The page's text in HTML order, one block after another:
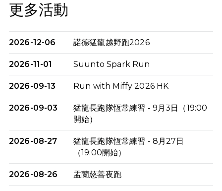
更多活動
2026-12-06 諾德猛龍越野跑2026
2026-11-01 Suunto Spark Run
2026-09-13 Run with Miffy 2026 HK
2026-09-03
猛龍長跑隊恆常練習 - 9月3日（19:00
開始）
2026-08-27
猛龍長跑隊恆常練習 - 8月27日
（19:00開始）
2026-08-26 盂蘭慈善夜跑